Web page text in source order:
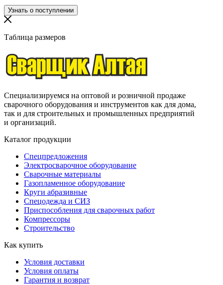
Таблица размеров
Специализируемся на оптовой и розничной продаже
сварочного оборудования и инструментов как для дома,
так и для строительных и промышленных предприятий
и организаций.
Каталог продукции
Спецпредложения
Электросварочное оборудование
Сварочные материалы
Газопламенное оборудование
Круги абразивные
Спецодежда и СИЗ
Приспособления для сварочных работ
Компрессоры
Строительство
Как купить
Условия доставки
Условия оплаты
Гарантия и возврат